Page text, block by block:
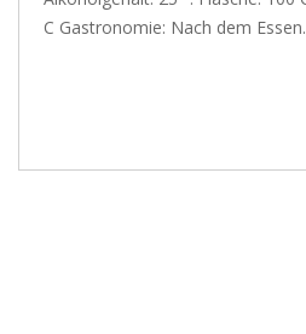
C Gastronomie: Nach dem Essen.